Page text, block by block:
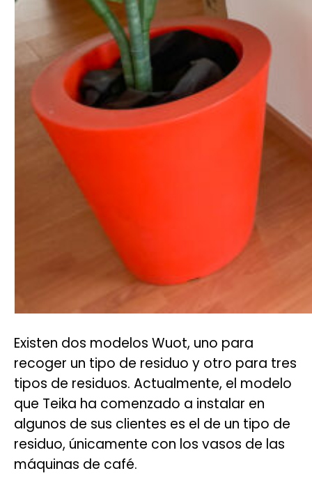
Existen dos modelos Wuot, uno para
recoger un tipo de residuo y otro para tres
tipos de residuos. Actualmente, el modelo
que Teika ha comenzado a instalar en
algunos de sus clientes es el de un tipo de
residuo, únicamente con los vasos de las
máquinas de café.